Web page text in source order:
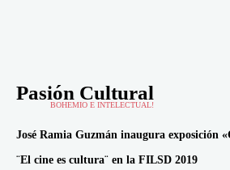
Pasión Cultural
BOHEMIO E INTELECTUAL!
José Ramia Guzmán inaugura exposición
¨El cine es cultura¨ en la FILSD 2019